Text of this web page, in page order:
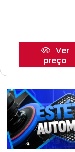
Ver
preço